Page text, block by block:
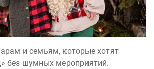
и семьям, которые хотят
без шумных мероприятий.